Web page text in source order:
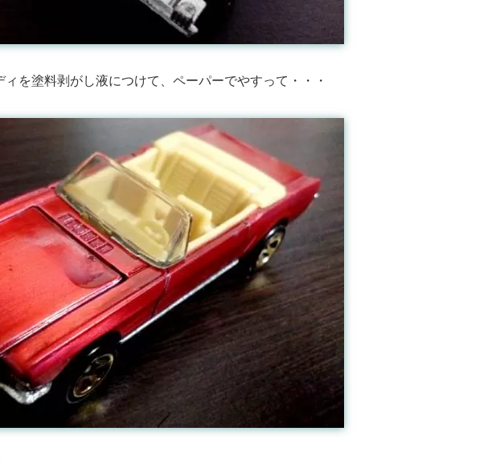
ィを塗料剥がし液につけて、ペーパーでやすって・・・